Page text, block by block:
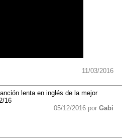
11/03/2016
lenta en inglés de la mejor
16
05/12/2016 por Gabi